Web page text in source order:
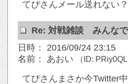
てぴさんメール送れない？
Re: 対戦雑談 みんな
日時： 2016/09/24 23:15
名前： あおい
（ID:
てぴさんまさか今Twitter